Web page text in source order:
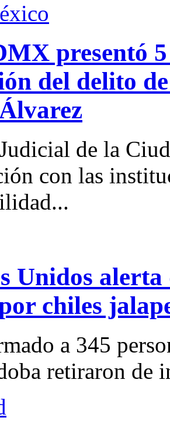
presentó
del delito
de la
con las
Unidos alerta
chiles
a 345
retiraron de